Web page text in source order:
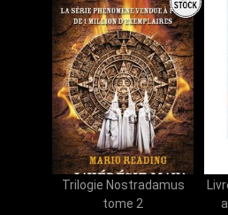
Trilogie Nostradamus
tome 2